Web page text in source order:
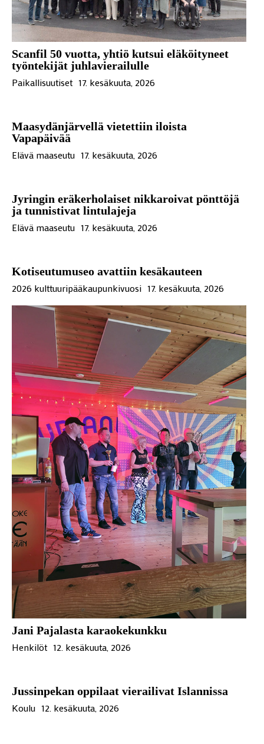
Scanfil 50 vuotta, yhtiö kutsui eläköityneet
työntekijät juhlavierailulle
Paikallisuutiset 17. kesäkuuta, 2026
Maasydänjärvellä vietettiin iloista
Vapapäivää
Elävä maaseutu 17. kesäkuuta, 2026
Jyringin eräkerholaiset nikkaroivat pönttöjä
ja tunnistivat lintulajeja
Elävä maaseutu 17. kesäkuuta, 2026
Kotiseutumuseo avattiin kesäkauteen
2026 kulttuuripääkaupunkivuosi 17. kesäkuuta, 2026
Jani Pajalasta karaokekunkku
Henkilöt 12. kesäkuuta, 2026
Jussinpekan oppilaat vierailivat Islannissa
Koulu 12. kesäkuuta, 2026